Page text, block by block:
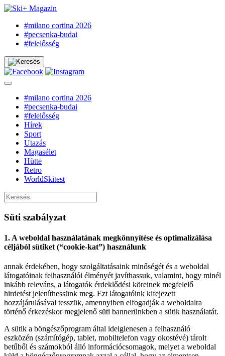
#milano cortina 2026
#pecsenka-budai
#felelősség
#milano cortina 2026
#pecsenka-budai
#felelősség
Hírek
Sport
Utazás
Magasélet
Hütte
Retro
WorldSkitest
Süti szabályzat
1. A weboldal használatának megkönnyítése és optimalizálása
céljából sütiket (“cookie-kat”) használunk
annak érdekében, hogy szolgáltatásaink minőségét és a weboldal
látogatóinak felhasználói élményét javíthassuk, valamint, hogy minél
inkább releváns, a látogatók érdeklődési köreinek megfelelő
hirdetést jeleníthessünk meg. Ezt látogatóink kifejezett
hozzájárulásával tesszük, amennyiben elfogadják a weboldalra
történő érkezéskor megjelenő süti bannerünkben a sütik használatát.
A sütik a böngészőprogram által ideiglenesen a felhasználó
eszközén (számítógép, tablet, mobiltelefon vagy okostévé) tárolt
betűből és számokból álló információcsomagok, melyet a weboldal